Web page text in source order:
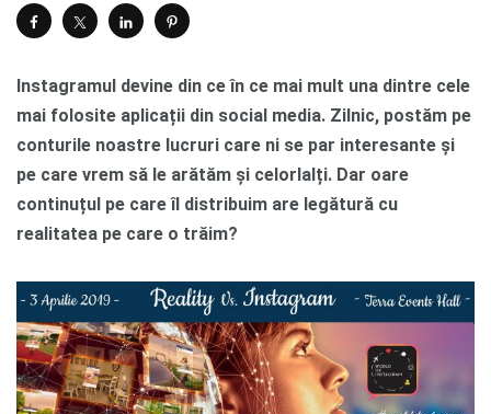
Instagramul devine din ce în ce mai mult una dintre cele
mai folosite aplicații din social media. Zilnic, postăm pe
conturile noastre lucruri care ni se par interesante și
pe care vrem să le arătăm și celorlalți. Dar oare
continuțul pe care îl distribuim are legătură cu
realitatea pe care o trăim?